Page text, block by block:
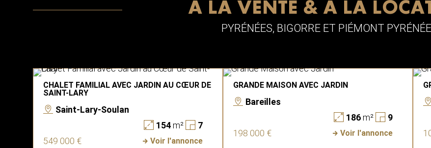
À LA VENTE & À LA
PYRÉNÉES, BIGORRE ET PIÉMONT
CHALET FAMILIAL AVEC JARDIN AU CŒUR DE
SAINT-LARY
Saint-Lary-Soulan
154m²
7
549 000 €
Voir l'annonce
GRANDE MAISON AVEC JARDIN
Bareilles
186m²
9
198 000 €
Voir l'annonce